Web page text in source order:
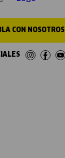
CON NOSOTROS